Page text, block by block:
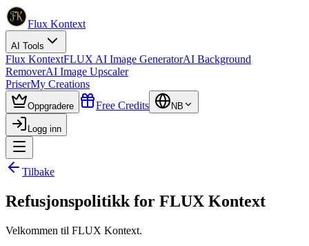
Flux Kontext
AI Tools
Flux KontextFLUX AI Image GeneratorAI Background
RemoverAI Image Upscaler
PriserMy Creations
Oppgradere Free Credits NB
Logg inn
Tilbake
Refusjonspolitikk for FLUX Kontext
Velkommen til FLUX Kontext.